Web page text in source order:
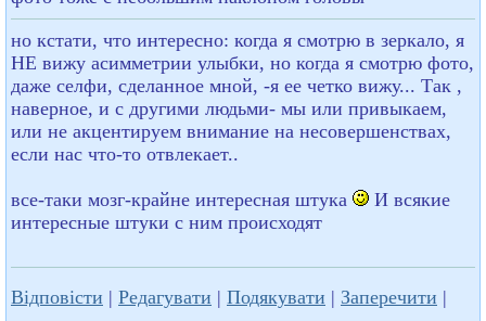
но кстати, что интересно: когда я смотрю в зеркало, я
НЕ вижу асимметрии улыбки, но когда я смотрю фото,
даже селфи, сделанное мной, -я ее четко вижу... Так ,
наверное, и с другими людьми- мы или привыкаем,
или не акцентируем внимание на несовершенствах,
если нас что-то отвлекает..
все-таки мозг-крайне интересная штука
И всякие
интересные штуки с ним происходят
Відповісти | Редагувати | Подякувати | Заперечити |